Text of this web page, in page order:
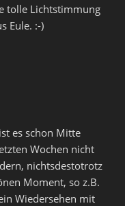
tolle Lichtstimmung
Eule. :-)
es schon Mitte
Wochen nicht
nichtsdestotrotz
Moment, so z.B.
Wiedersehen mit